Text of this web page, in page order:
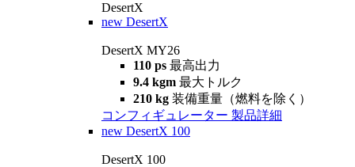
DesertX
new DesertX
DesertX MY26
110 ps 最高出力
9.4 kgm 最大トルク
210 kg 装備重量（燃料を除く）
コンフィギュレーター 製品詳細
new DesertX 100
DesertX 100